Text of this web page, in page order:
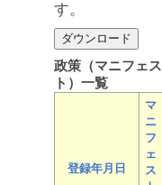
す。
政策（マニフェス
ト）一覧
登録年月日
マ
ニ
フ
ェ
ス